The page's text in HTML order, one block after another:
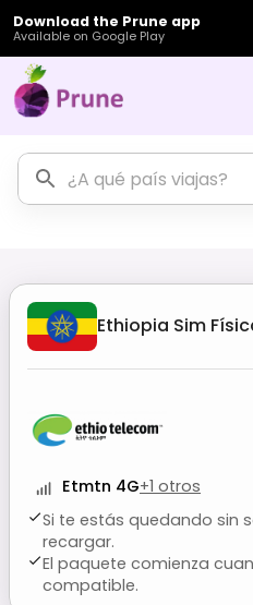
Download the Prune app
Available on Google Play
Ethiopia Sim
Etmtn 4G+1 otros
Si te estás quedando sin
recargar.
El paquete comienza
compatible.